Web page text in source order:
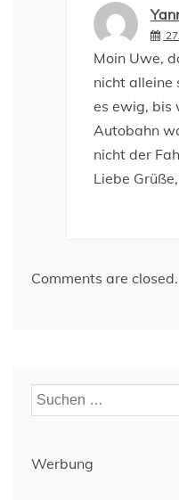
Moin Uwe,
nicht alleine
es ewig, bis
Autobahn
nicht der
Liebe
Comments are closed.
Suchen
nach:
Werbung